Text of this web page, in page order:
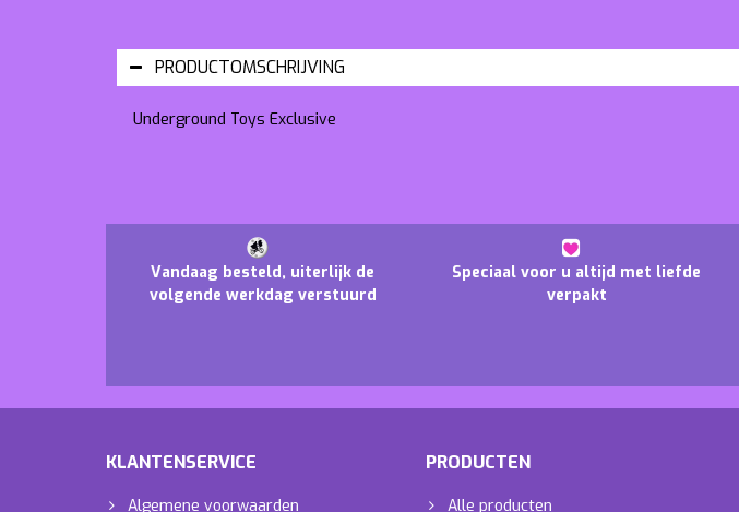
PRODUCTOMSCHRIJVING
Underground Toys Exclusive
Vandaag besteld, uiterlijk de
volgende werkdag verstuurd
Speciaal voor u altijd met liefde
verpakt
KLANTENSERVICE
Algemene voorwaarden
PRODUCTEN
Alle producten